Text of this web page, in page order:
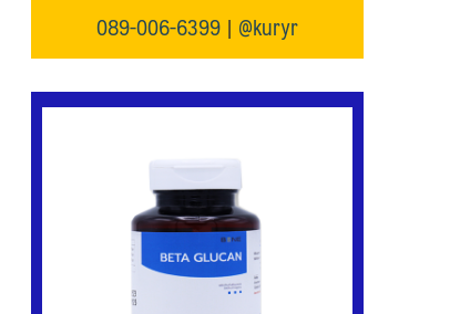
089-006-6399 | @kuryr